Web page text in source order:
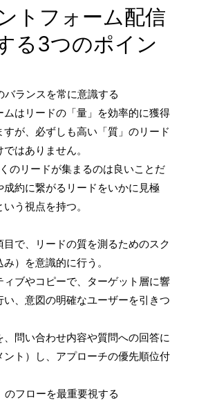
トフォーム配信
る3つのポイン
バランスを常に意識する
ムはリードの「量」を効率的に獲得
が、必ずしも高い「質」のリード
はありません。
のリードが集まるのは良いことだ
成約に繋がるリードをいかに見極
う視点を持つ。
目で、リードの質を測るためのスク
）を意識的に行う。
ィブやコピーで、ターゲット層に響
い、意図の明確なユーザーを引きつ
、問い合わせ内容や質問への回答に
ント）し、アプローチの優先順位付
のフローを最重要視する